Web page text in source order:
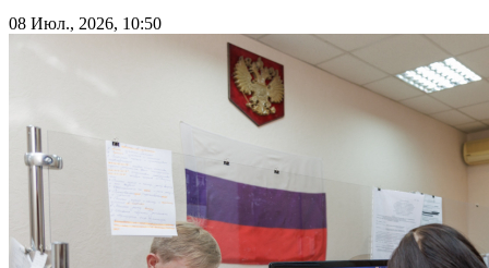
08 Июл., 2026, 10:50